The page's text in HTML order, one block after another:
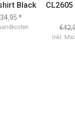
Black
*
Inkl.